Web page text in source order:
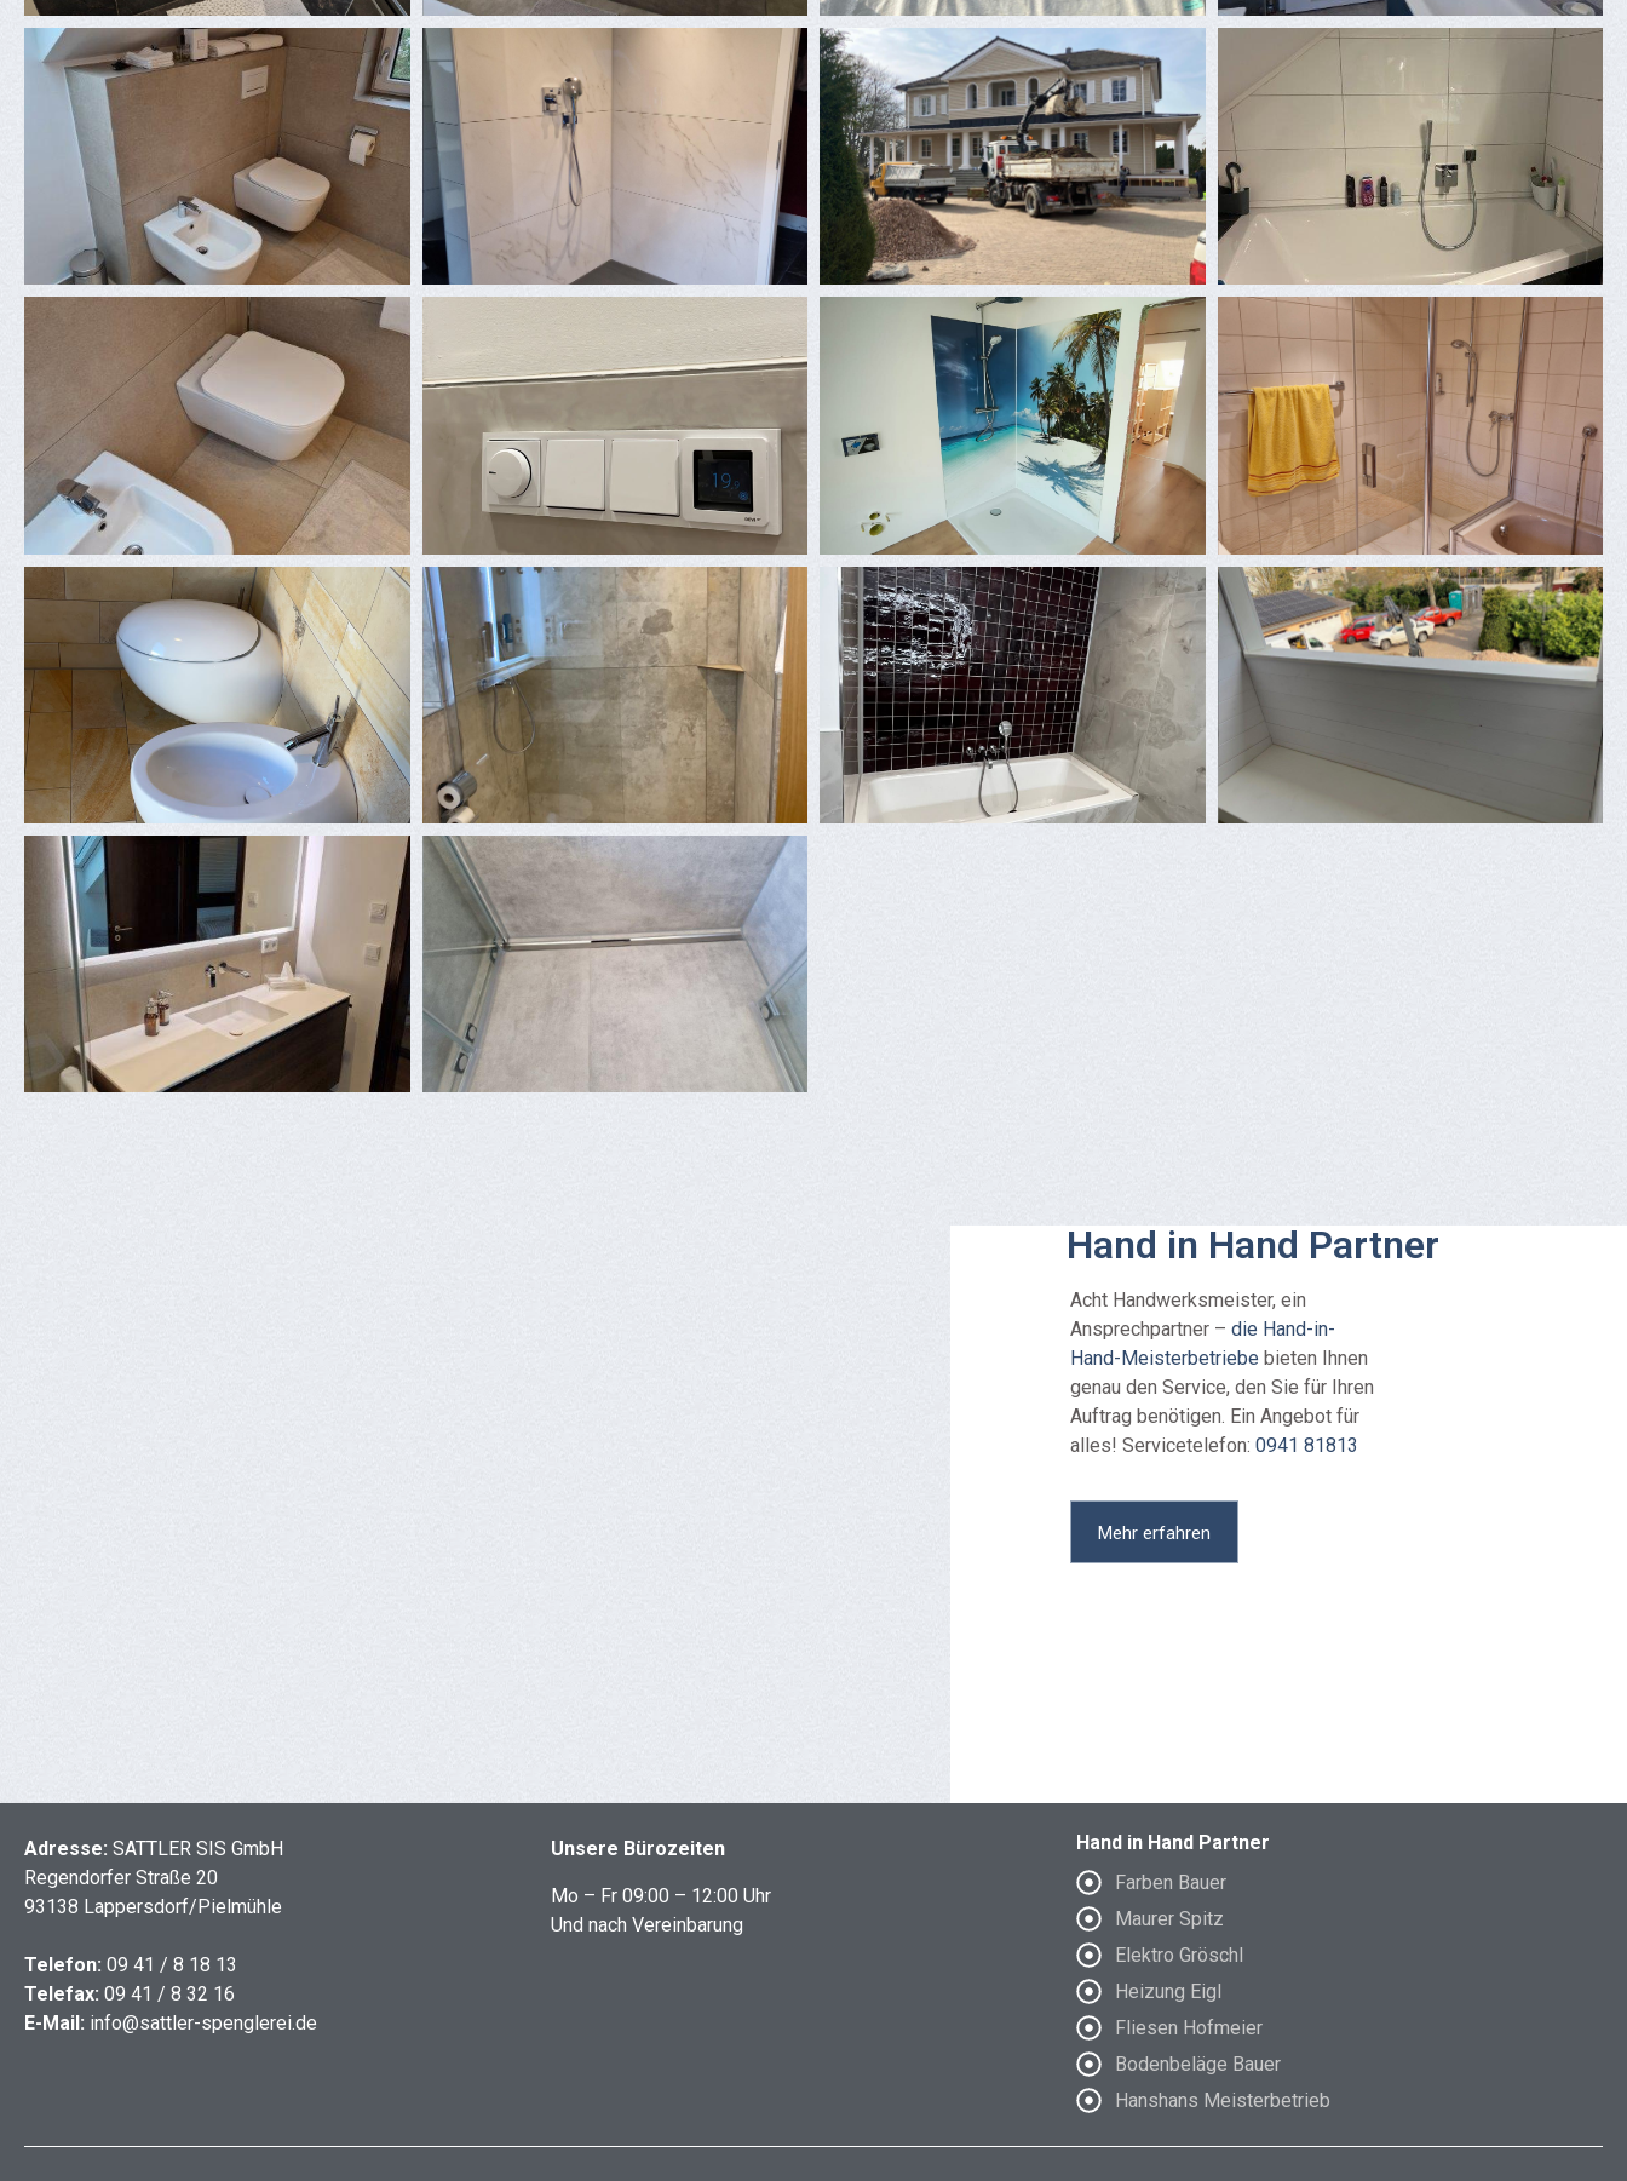
Hand in Hand Partner
Acht Handwerksmeister, ein
Ansprechpartner – die Hand-in-
Hand-Meisterbetriebe bieten Ihnen
genau den Service, den Sie für Ihren
Auftrag benötigen. Ein Angebot für
alles! Servicetelefon: 0941 81813
Mehr erfahren
Adresse: SATTLER SIS GmbH
Regendorfer Straße 20
93138 Lappersdorf/Pielmühle
Telefon: 09 41 / 8 18 13
Telefax: 09 41 / 8 32 16
E-Mail: info@sattler-spenglerei.de
Unsere Bürozeiten
Mo – Fr 09:00 – 12:00 Uhr
Und nach Vereinbarung
Hand in Hand Partner
Farben Bauer
Maurer Spitz
Elektro Gröschl
Heizung Eigl
Fliesen Hofmeier
Bodenbeläge Bauer
Hanshans Meisterbetrieb